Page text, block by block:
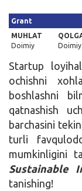
Grant
MUHLAT
Doimiy
Doimiy
Startup
ochishni
boshlashni
qatnashish
barchasini
turli
mumkinligini
Sustainable
tanishing!